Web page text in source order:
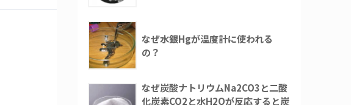
なぜ水銀Hgが温度計に使われる
の？
なぜ炭酸ナトリウムNa2CO3と二酸
化炭素CO2と水H2Oが反応すると炭